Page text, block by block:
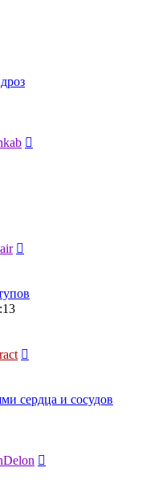
сердца и сосудов